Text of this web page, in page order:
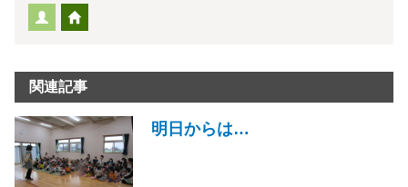
関連記事
明日からは…